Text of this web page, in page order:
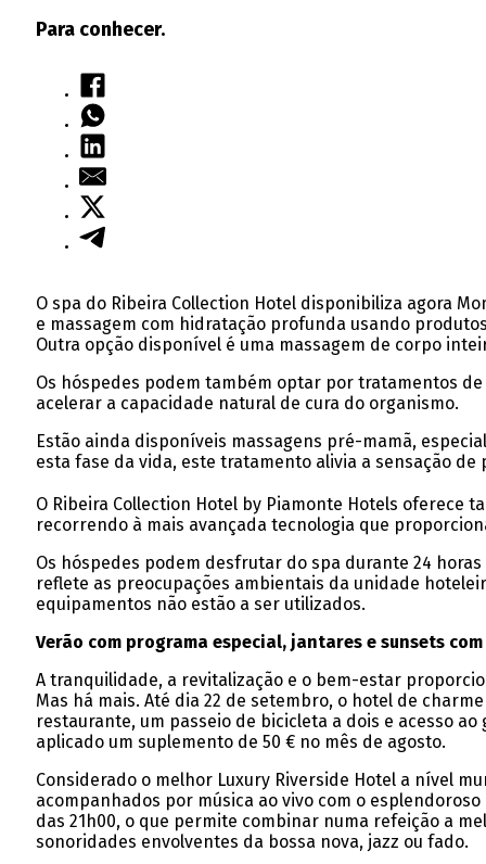
Para conhecer.
O spa do Ribeira Collection Hotel disponibiliza agora
e massagem com hidratação profunda usando
Outra opção disponível é uma massagem de corpo
Os hóspedes podem também optar por tratamentos
acelerar a capacidade natural de cura do organismo.
Estão ainda disponíveis massagens pré-mamã,
esta fase da vida, este tratamento alivia a sensação
O Ribeira Collection Hotel by Piamonte Hotels oferece
recorrendo à mais avançada tecnologia que
Os hóspedes podem desfrutar do spa durante 24
reflete as preocupações ambientais da unidade
equipamentos não estão a ser utilizados.
Verão com programa especial, jantares e sunsets
A tranquilidade, a revitalização e o bem-estar
Mas há mais. Até dia 22 de setembro, o hotel de
restaurante, um passeio de bicicleta a dois e acesso
aplicado um suplemento de 50 € no mês de agosto.
Considerado o melhor Luxury Riverside Hotel a nível
acompanhados por música ao vivo com o
das 21h00, o que permite combinar numa refeição a
sonoridades envolventes da bossa nova, jazz ou fado.